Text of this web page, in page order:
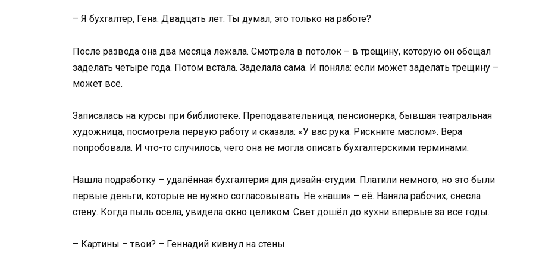
– Я бухгалтер, Гена. Двадцать лет. Ты думал, это только на работе?
После развода она два месяца лежала. Смотрела в потолок – в трещину, которую он обещал
заделать четыре года. Потом встала. Заделала сама. И поняла: если может заделать трещину –
может всё.
Записалась на курсы при библиотеке. Преподавательница, пенсионерка, бывшая театральная
художница, посмотрела первую работу и сказала: «У вас рука. Рискните маслом». Вера
попробовала. И что-то случилось, чего она не могла описать бухгалтерскими терминами.
Нашла подработку – удалённая бухгалтерия для дизайн-студии. Платили немного, но это были
первые деньги, которые не нужно согласовывать. Не «наши» – её. Наняла рабочих, снесла
стену. Когда пыль осела, увидела окно целиком. Свет дошёл до кухни впервые за все годы.
– Картины – твои? – Геннадий кивнул на стены.